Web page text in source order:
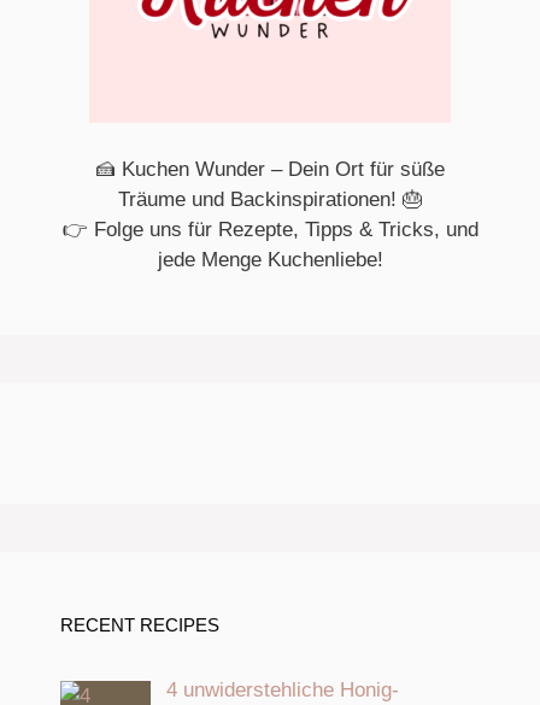
🍰 Kuchen Wunder – Dein Ort für süße
Träume und Backinspirationen! 🎂
👉 Folge uns für Rezepte, Tipps & Tricks, und
jede Menge Kuchenliebe!
RECENT RECIPES
4 unwiderstehliche Honig-